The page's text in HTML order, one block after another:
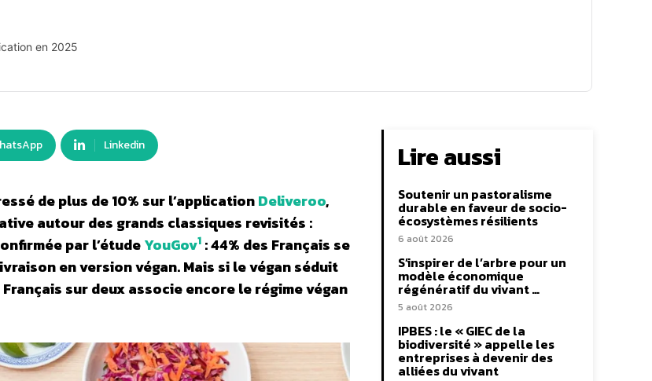
en 2025
Linkedin
de plus de 10% sur l’applicationDeliveroo,
autour des grands classiques revisités :
par l’étudeYouGov1 : 44% des Français se
en version végan. Mais si le végan séduit
sur deux associe encore le régime végan
Lire aussi
Soutenir un pastoralisme
durable en faveur de socio-
écosystèmes résilients
6 août 2026
S’inspirer de l’arbre pour un
modèle économique
régénératif du vivant …
5 août 2026
IPBES : le « GIEC de la
biodiversité » appelle les
entreprises à devenir des
alliées du vivant